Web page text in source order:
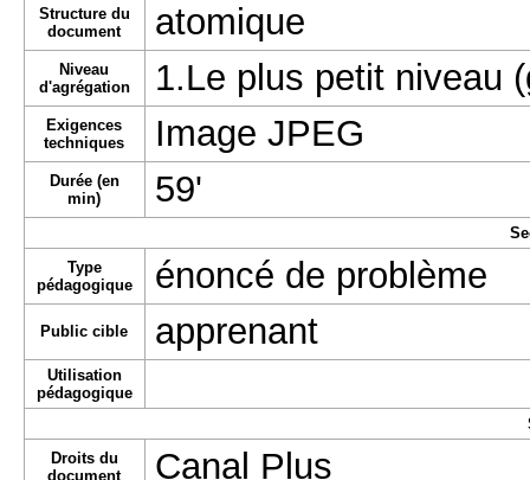
Structure du
document
atomique
Niveau
d'agrégation
1.Le plus petit niveau
Exigences
techniques
Image JPEG
Durée (en
min)
59'
Type
pédagogique
énoncé de problème
Public cible apprenant
Utilisation
pédagogique
Droits du
document
Canal Plus